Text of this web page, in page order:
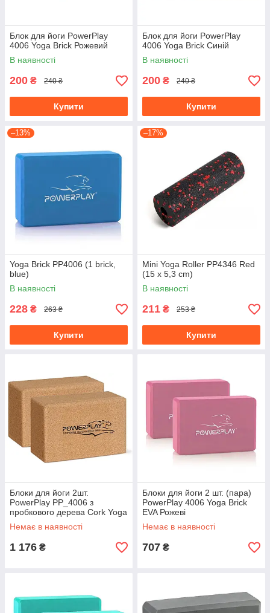
Блок для йоги PowerPlay
4006 Yoga Brick Рожевий
В наявності
200 ₴ 240 ₴
Купити
Блок для йоги PowerPlay
4006 Yoga Brick Синій
В наявності
200 ₴ 240 ₴
Купити
–13%
Yoga Brick PP4006 (1 brick,
blue)
В наявності
228 ₴ 263 ₴
Купити
–17%
Mini Yoga Roller PP4346 Red
(15 x 5,3 cm)
В наявності
211 ₴ 253 ₴
Купити
Блоки для йоги 2шт.
PowerPlay PP_4006 з
пробкового дерева Cork Yoga
Block (пара)
Немає в наявності
1 176 ₴
Блоки для йоги 2 шт. (пара)
PowerPlay 4006 Yoga Brick
EVA Рожеві
Немає в наявності
707 ₴